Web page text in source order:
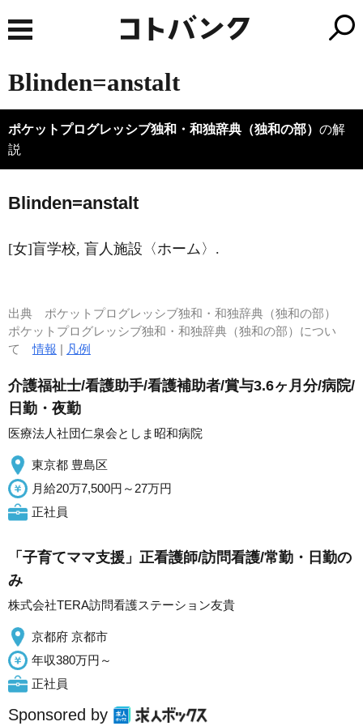
Blinden=anstalt
ポケットプログレッシブ独和・和独辞典（独和の部） の解
説
Blinden=anstalt
[女]盲学校, 盲人施設〈ホーム〉.
出典 ポケットプログレッシブ独和・和独辞典（独和の部）
ポケットプログレッシブ独和・和独辞典（独和の部）につい
て情報 | 凡例
介護福祉士/看護助手/看護補助者/賞与3.6ヶ月分/病院/
日勤・夜勤
医療法人社団仁泉会としま昭和病院
東京都 豊島区
月給20万7,500円～27万円
正社員
「子育てママ支援」正看護師/訪問看護/常勤・日勤の
み
株式会社TERA訪問看護ステーション友貴
京都府 京都市
年収380万円～
正社員
Sponsored by